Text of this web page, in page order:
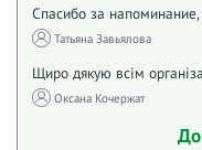
Спасибо за
Татьяна Завьялова
Щиро дякую всім
Оксана Кочержат